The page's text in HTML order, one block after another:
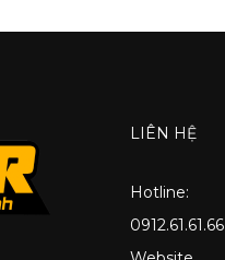
LIÊN HỆ
Hotline:
0912.61.61.66